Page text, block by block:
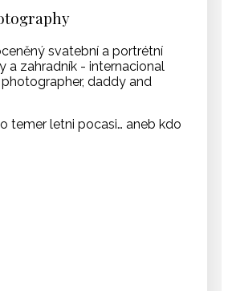
svatební a portrétní
a zahradník - internacional
daddy and
temer letni pocasi… aneb kdo